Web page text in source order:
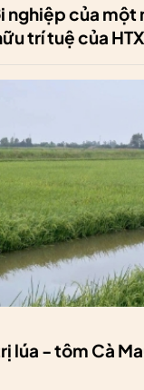
nghiệp của một
trí tuệ của HTX
lúa - tôm Cà